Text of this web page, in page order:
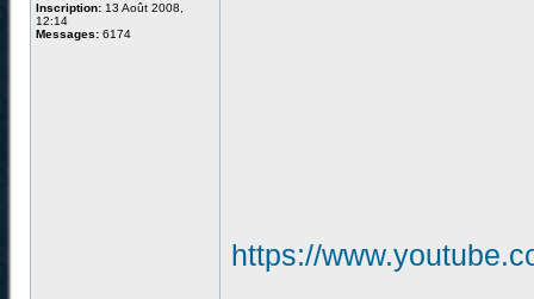
Inscription: 13 Août 2008,
12:14
Messages: 6174
https://